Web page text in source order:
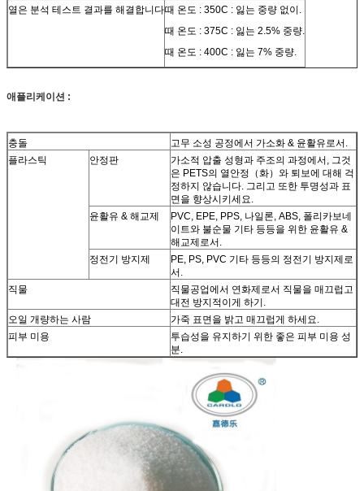
열은 분석 테스트 결과를 해결합니다때 온도 : 350C : 잃는 중량 없이.
때 온도 : 375C : 잃는 2.5% 중량.
때 온도 : 400C : 잃는 7% 중량.
애플리케이션 :
충돌
고무 소성 공정에서 가소화 & 윤활유로서.
플라스틱
안정판
가소적 압출 성형과 주조의 과정에서, 그것
은 PETS의 열안정（화）와 퇴보에 대해 걱
정하지 않습니다. 그리고 또한 투명성과 표
면을 향상시키세요.
윤활유 & 해교제
PVC, EPE, PPS, 나일론, ABS, 폴리카보네
이트와 불순물 기타 등등을 위한 윤활유 &
해교제로서.
정전기 방지제
PE, PS, PVC 기타 등등의 정전기 방지제로
서.
직물
직물공업에서 연화제로서 직물을 매끄럽고
대전 방지적이게 하기.
오일 개량하는 사람
가죽 표면을 밝고 매끄럽게 하세요.
피부 미용
투습성을 유지하기 위한 좋은 피부 미용 성
분.